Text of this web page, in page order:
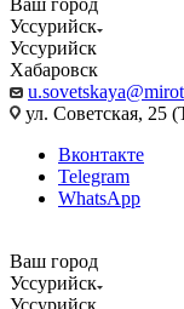
Ваш город
Уссурийск
Уссурийск
Хабаровск
ул. Советская, 25
Вконтакте
Telegram
WhatsApp
Ваш город
Уссурийск
Уссурийск